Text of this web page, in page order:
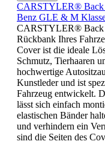
CARSTYLER® Back
Benz GLE & M
CARSTYLER® Back
Rückbank Ihres
Cover ist die ideale
Schmutz, Tierhaaren
hochwertige
Kunstleder und ist
Fahrzeug entwickelt.
lässt sich einfach
elastischen Bänder
und verhindern ein
sind die Seiten des